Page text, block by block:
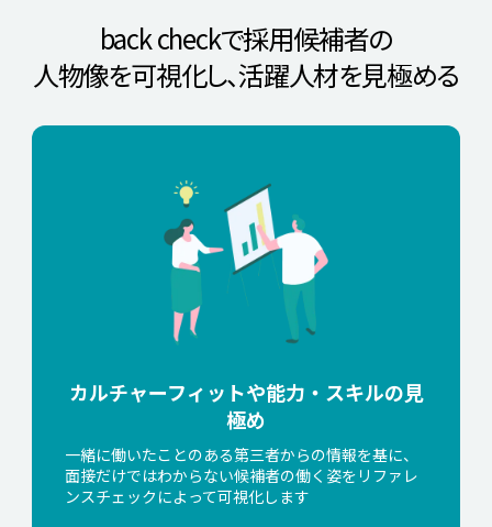
back checkで採用候補者の
人物像を可視化し、活躍人材を見極める
カルチャーフィットや能力・スキルの見
極め
一緒に働いたことのある第三者からの情報を基に、
面接だけではわからない候補者の働く姿をリファレ
ンスチェックによって可視化します